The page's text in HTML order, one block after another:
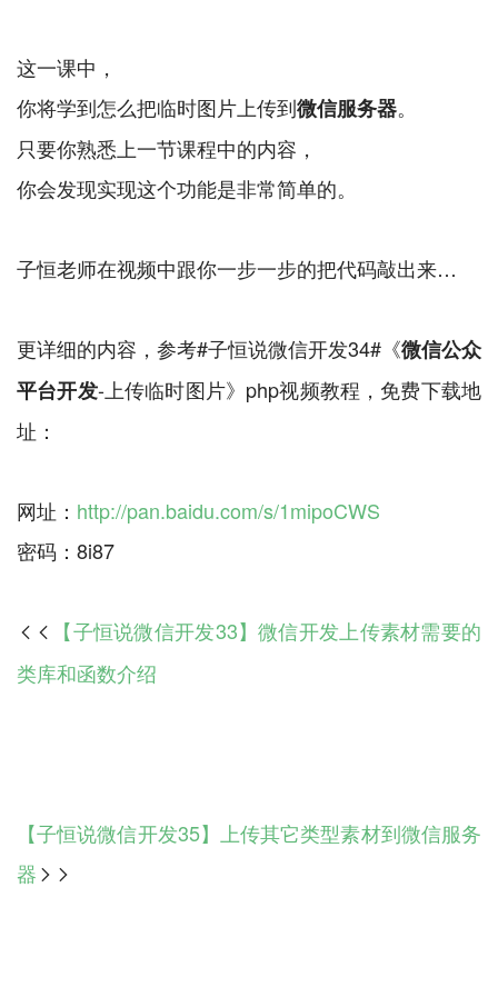
这一课中，
你将学到怎么把临时图片上传到微信服务器。
只要你熟悉上一节课程中的内容，
你会发现实现这个功能是非常简单的。
子恒老师在视频中跟你一步一步的把代码敲出来…
更详细的内容，参考#子恒说微信开发34#《微信公众
平台开发-上传临时图片》php视频教程，免费下载地
址：
网址： http://pan.baidu.com/s/1mipoCWS

【子恒说微信开发33】微信开发上传素材需要的
类库和函数介绍
【子恒说微信开发35】上传其它类型素材到微信服务
器 